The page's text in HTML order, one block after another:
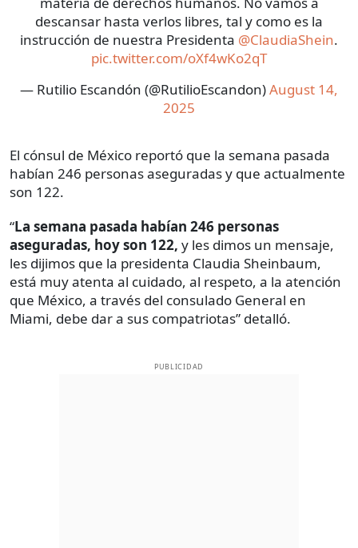
descansar hasta verlos libres, tal y como es la
instrucción de nuestra Presidenta @ClaudiaShein.
pic.twitter.com/oXf4wKo2qT
— Rutilio Escandón (@RutilioEscandon)August 14,
2025
El cónsul de México reportó que la semana pasada
habían 246 personas aseguradas y que actualmente
son 122.
“La semana pasada habían 246 personas
aseguradas, hoy son 122, y les dimos un mensaje,
les dijimos que la presidenta Claudia Sheinbaum,
está muy atenta al cuidado, al respeto, a la atención
que México, a través del consulado General en
Miami, debe dar a sus compatriotas” detalló.
PUBLICIDAD